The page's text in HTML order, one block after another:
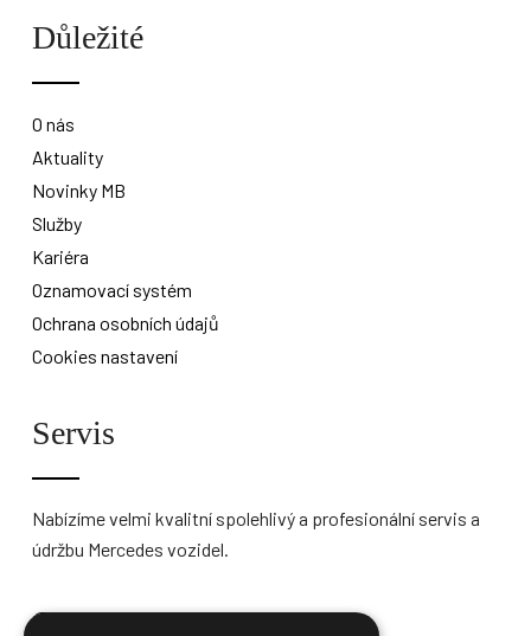
Důležité
O nás
Aktuality
Novinky MB
Služby
Kariéra
Oznamovací systém
Ochrana osobních údajů
Cookies nastavení
Servis
Nabízíme velmi kvalitní spolehlivý a profesionální servis a
údržbu Mercedes vozidel.